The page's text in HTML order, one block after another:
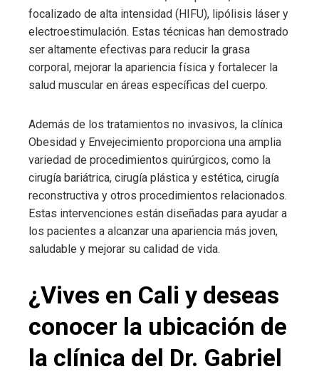
focalizado de alta intensidad (HIFU), lipólisis láser y
electroestimulación. Estas técnicas han demostrado
ser altamente efectivas para reducir la grasa
corporal, mejorar la apariencia física y fortalecer la
salud muscular en áreas específicas del cuerpo.
Además de los tratamientos no invasivos, la clínica
Obesidad y Envejecimiento proporciona una amplia
variedad de procedimientos quirúrgicos, como la
cirugía bariátrica, cirugía plástica y estética, cirugía
reconstructiva y otros procedimientos relacionados.
Estas intervenciones están diseñadas para ayudar a
los pacientes a alcanzar una apariencia más joven,
saludable y mejorar su calidad de vida.
¿Vives en Cali y deseas
conocer la ubicación de
la clínica del Dr. Gabriel